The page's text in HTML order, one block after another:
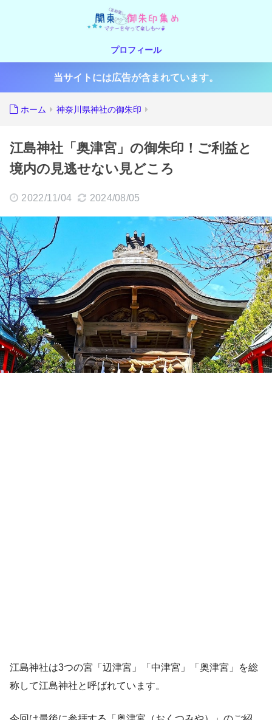
プロフィール
当サイトには広告が含まれています。
ホーム 神奈川県神社の御朱印
江島神社「奥津宮」の御朱印！ご利益と
境内の見逃せない見どころ
2022/11/04 2024/08/05
江島神社は3つの宮「辺津宮」「中津宮」「奥津宮」を総
称して江島神社と呼ばれています。